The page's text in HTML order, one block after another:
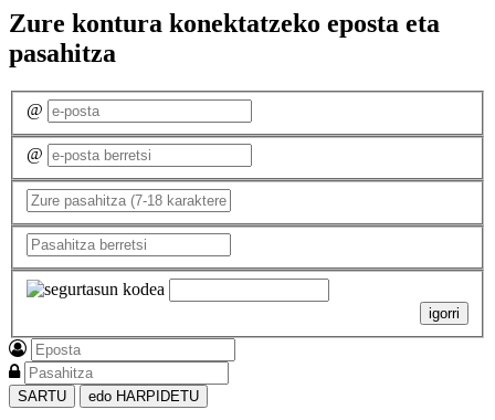
Zure kontura konektatzeko eposta eta
pasahitza
@
@
igorri
SARTU edo HARPIDETU